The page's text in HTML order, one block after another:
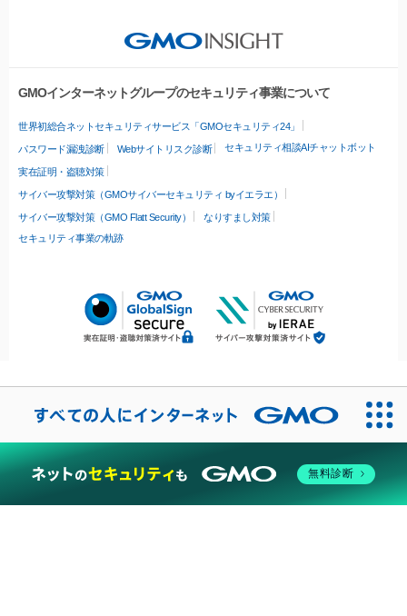
GMOインターネットグループのセキュリティ事業について
世界初総合ネットセキュリティサービス「GMOセキュリティ24」
パスワード漏洩診断 Webサイトリスク診断 セキュリティ相談AIチャットボット
実在証明・盗聴対策
サイバー攻撃対策（GMOサイバーセキュリティ byイエラエ）
サイバー攻撃対策（GMO Flatt Security）
なりすまし対策
セキュリティ事業の軌跡
無料診断